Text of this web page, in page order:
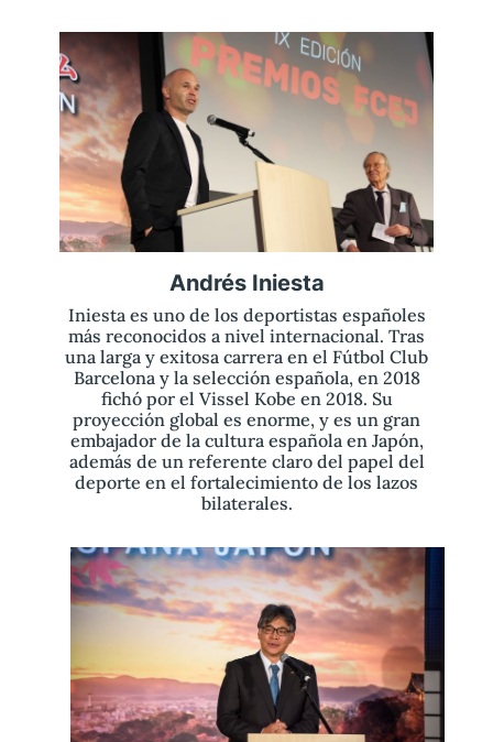
de privacidad
Contacta
Andrés Iniesta
Iniesta es uno de los deportistas españoles
más reconocidos a nivel internacional. Tras
una larga y exitosa carrera en el Fútbol Club
Barcelona y la selección española, en 2018
fichó por el Vissel Kobe en 2018. Su
proyección global es enorme, y es un gran
embajador de la cultura española en Japón,
además de un referente claro del papel del
deporte en el fortalecimiento de los lazos
bilaterales.